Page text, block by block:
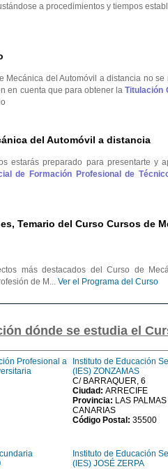
a procedimientos y tiempos
Mecánica del Automóvil a distancia no
en cuenta que para obtener laTitulación
del Automóvil a distancia
estarás preparado para presentarte
de Formación Profesional de
Temario del Curso Cursos de
más destacados del Curso de
de M... Ver el Programa del Curso
dónde se estudia el
Profesional a
Instituto de Educación
(IES) ZONZAMAS
C/ BARRAQUER, 6
Ciudad: ARRECIFE
Provincia: LAS PALMAS
CANARIAS
Código Postal: 35500
Instituto de Educación
(IES) JOSÉ ZERPA